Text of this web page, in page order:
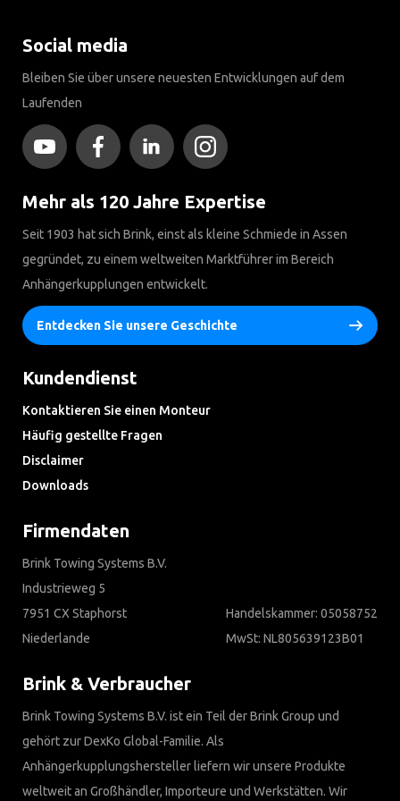
Social media
Bleiben Sie über unsere neuesten Entwicklungen auf dem
Laufenden
Mehr als 120 Jahre Expertise
Seit 1903 hat sich Brink, einst als kleine Schmiede in Assen
gegründet, zu einem weltweiten Marktführer im Bereich
Anhängerkupplungen entwickelt.
Entdecken Sie unsere Geschichte
Kundendienst
Kontaktieren Sie einen Monteur
Häufig gestellte Fragen
Disclaimer
Downloads
Firmendaten
Brink Towing Systems B.V.
Industrieweg 5
7951 CX Staphorst
Niederlande
Handelskammer: 05058752
MwSt: NL805639123B01
Brink & Verbraucher
Brink Towing Systems B.V. ist ein Teil der Brink Group und
gehört zur DexKo Global-Familie. Als
Anhängerkupplungshersteller liefern wir unsere Produkte
weltweit an Großhändler, Importeure und Werkstätten. Wir